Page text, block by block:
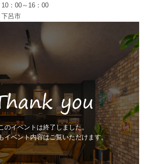
10：00～16：00
下呂市
のイベントは終了しました。
イベント内容はご覧いただけます。